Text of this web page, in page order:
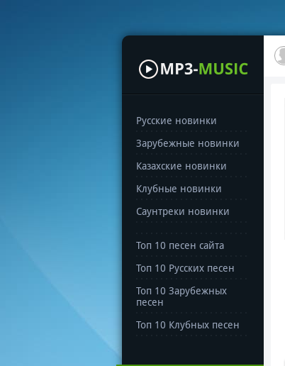
Русские новинки
Зарубежные новинки
Казахские новинки
Клубные новинки
Саунтреки новинки
Топ 10 песен сайта
Топ 10 Русских песен
Топ 10 Зарубежных
песен
Топ 10 Клубных песен